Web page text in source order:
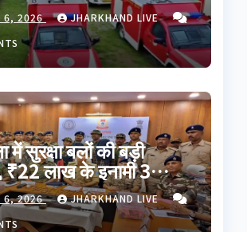
हेमंत सोरेन ने दिखाई हरी
6, 2026
JHARKHAND LIVE
में सुरक्षा बलों की बड़ी
लाख के इनामी 3
AK-47 समेत भारी
बरामद
6, 2026
JHARKHAND LIVE